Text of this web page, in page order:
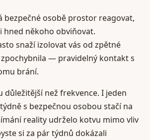
bezpečné osobě prostor reagovat,
hned někoho obviňovat.
snaží izolovat vás od zpětné
zpochybnila — pravidelný kontakt s
brání.
důležitější než frekvence. I jeden
s bezpečnou osobou stačí na
reality udrželo kotvu mimo vliv
si za pár týdnů dokázali